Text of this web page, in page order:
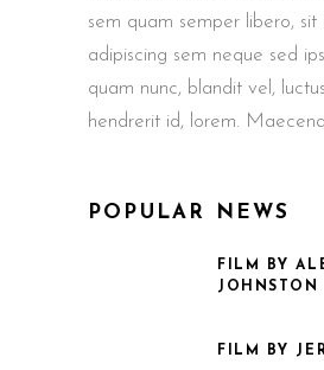
sem quam semper libero, sit
adipiscing sem neque sed
quam nunc, blandit vel,
hendrerit id, lorem.
POPULAR NEWS
FILM BY
JOHNSTON
FILM BY